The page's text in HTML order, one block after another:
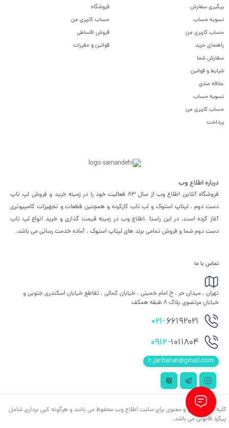
پیگیری سفارش
تسویه حساب
حساب کاربری من
راهنمای خرید
سفارش شما
شرایط و قوانین
علاقه مندی
تسویه حساب
حساب کاربری من
پرداخت
فروشگاه
حساب کاربری من
فروش اقساطی
قوانین و مقررات
درباره اطلاع وب
فروشگاه آنلاین اطلاع وب از سال 83 فعالیت خود را در زمینه خرید و فروش لپ تاپ
دست دوم ، لپتاپ استوک و لب تاب کارکرده و همچنین قطعات و تجهیزات کامپیوتری
آغاز کرده است. در این راستا ،‌اطلاع وب در زمینه قیمت گذاری و خرید انواع لپ تاپ
دست دوم شما و فروش تمامی برند های لپتاپ استوک ، آماده خدمت رسانی می باشد.
تماس با ما
تهران ، میدان حر ، خ امام خمینی ، خیابان کمالی ، تقاطع خیابان اسکندری جنوبی و
خیابان مرتضوی پلاک 8 طبقه همکف
021-66192021
0912-1011804
h.janbahan@gmail.com
کلیه حقوق مادی و معنوی برای سایت اطلاع وب محفوظ می باشد و هرگونه کپی برداری شامل
پیگرد قانونی می باشد.